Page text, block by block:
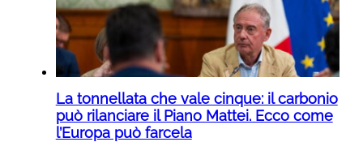
La tonnellata che vale cinque: il carbonio
può rilanciare il Piano Mattei. Ecco come
l’Europa può farcela